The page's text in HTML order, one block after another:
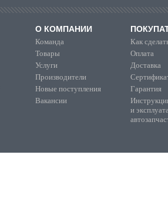
О КОМПАНИИ
Команда
Товары
Услуги
Производители
Новые поступления
Вакансии
Как
Оплата
Доставка
Гарантия
и